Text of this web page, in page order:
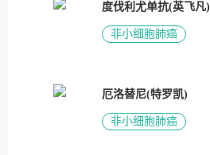
度伐利尤单抗(英飞凡)
非小细胞肺癌
厄洛替尼(特罗凯)
非小细胞肺癌